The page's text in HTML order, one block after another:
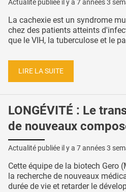
Actualité publiée il y a 7 années 3
La cachexie est un syndrome
chez des patients atteints
que le VIH, la tuberculose et le
LIRE LA SUITE
LONGÉVITÉ : Le
de nouveaux
Actualité publiée il y a 7 années 3
Cette équipe de la biotech Gero
la recherche de nouveaux
durée de vie et retarder le